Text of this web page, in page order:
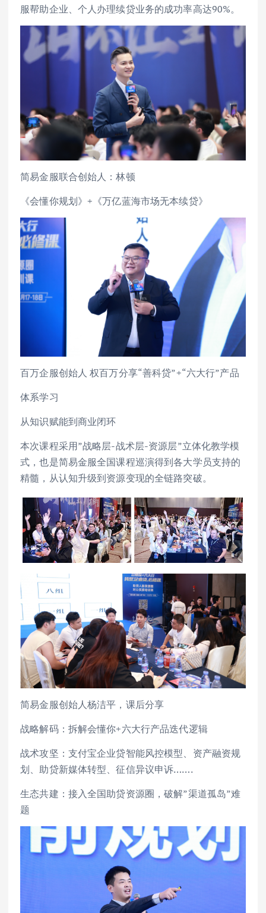
服帮助企业、个人办理续贷业务的成功率高达90%。
简易金服联合创始人：林顿
《会懂你规划》+《万亿蓝海市场无本续贷》
百万企服创始人 权百万分享“善科贷”+“六大行”产品
体系学习
从知识赋能到商业闭环
本次课程采用”战略层-战术层-资源层”立体化教学模
式，也是简易金服全国课程巡演得到各大学员支持的
精髓，从认知升级到资源变现的全链路突破。
简易金服创始人杨洁平，课后分享
战略解码：拆解会懂你+六大行产品迭代逻辑
战术攻坚：支付宝企业贷智能风控模型、资产融资规
划、助贷新媒体转型、征信异议申诉…….
生态共建：接入全国助贷资源圈，破解”渠道孤岛”难
题